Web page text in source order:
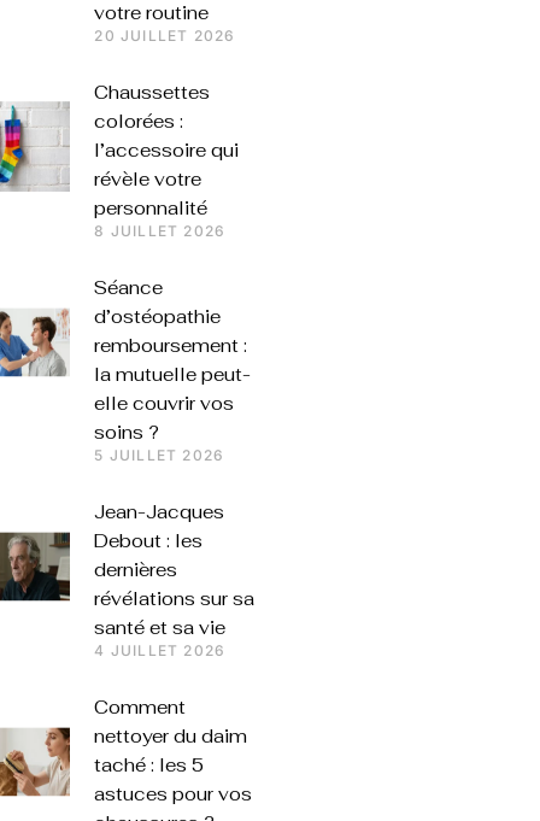
votre routine
20 JUILLET 2026
Chaussettes
colorées :
l’accessoire qui
révèle votre
personnalité
8 JUILLET 2026
Séance
d’ostéopathie
remboursement :
la mutuelle peut-
elle couvrir vos
soins ?
5 JUILLET 2026
Jean-Jacques
Debout : les
dernières
révélations sur sa
santé et sa vie
4 JUILLET 2026
Comment
nettoyer du daim
taché : les 5
astuces pour vos